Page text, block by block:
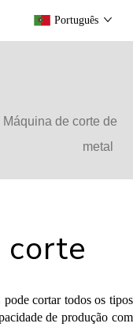
Português
Máquina de corte de
metal
corte
cortar todos os tipos
de produção com